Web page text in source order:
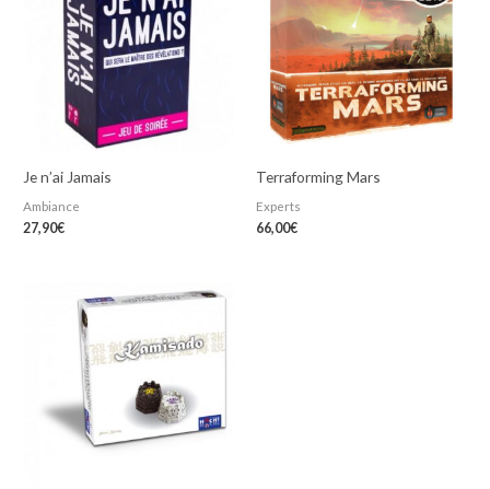
Je n’ai Jamais
Ambiance
27,90€
Terraforming Mars
Experts
66,00€